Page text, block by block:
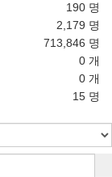
190 명
2,179 명
713,846 명
0 개
0 개
15 명